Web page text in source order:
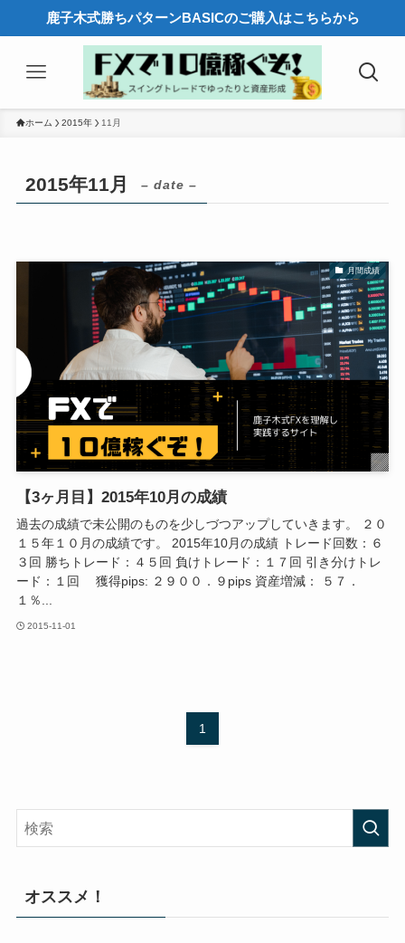
鹿子木式勝ちパターンBASICのご購入はこちらから
ホーム 2015年 11月
2015年11月 – date –
月間成績
【3ヶ月目】2015年10月の成績
過去の成績で未公開のものを少しづつアップしていきます。 ２０
１５年１０月の成績です。 2015年10月の成績 トレード回数：６
３回 勝ちトレード：４５回 負けトレード：１７回 引き分けトレ
ード：１回 獲得pips: ２９００．９pips 資産増減： ５７．
１％...
2015-11-01
1
オススメ！